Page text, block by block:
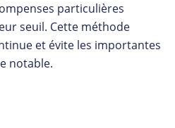
particulières
seuil. Cette méthode
et évite les importantes
notable.